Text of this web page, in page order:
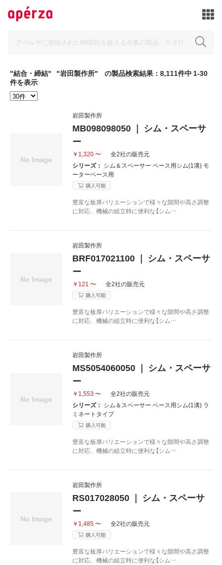
"結合・締結" "岩田製作所"
の製品検索結果：8,111件中 1-30
件を表示
岩田製作所
MB098098050 ｜ シム・スペーサ
ー
￥1,320 〜
全2社の販売元
シリーズ： シム＆スペーサー ベース用シム(1溝) モ
ーターベース用
購入可能
豊富な板厚バリエーションで様々な隙間や高さ調整
に対応、機械の組立時に便利な【シム…
岩田製作所
BRF017021100 ｜ シム・スペーサ
ー
￥121 〜 全2社の販売元
購入可能
豊富な板厚バリエーションで様々な隙間や高さ調整
に対応、機械の組立時に便利な【シム…
岩田製作所
MS5054060050 ｜ シム・スペーサ
ー
￥1,553 〜
全2社の販売元
シリーズ： シム＆スペーサー ベース用シム(1溝) ラ
ミネートタイプ
購入可能
豊富な板厚バリエーションで様々な隙間や高さ調整
に対応、機械の組立時に便利な【シム…
岩田製作所
RS017028050 ｜ シム・スペーサ
ー
￥1,485 〜 全2社の販売元
購入可能
豊富な板厚バリエーションで様々な隙間や高さ調整
に対応、機械の組立時に便利な【シム…